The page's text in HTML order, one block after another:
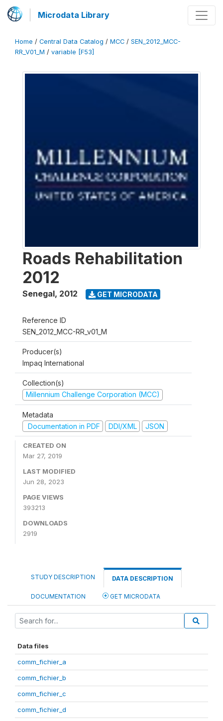
Microdata Library
Home / Central Data Catalog / MCC / SEN_2012_MCC-
RR_V01_M / variable [F53]
Roads Rehabilitation
2012
Senegal, 2012 GET MICRODATA
Reference ID
SEN_2012_MCC-RR_v01_M
Producer(s)
Impaq International
Collection(s)
Millennium Challenge Corporation (MCC)
Metadata
Documentation in PDF
DDI/XML JSON
CREATED ON
Mar 27, 2019
LAST MODIFIED
Jun 28, 2023
PAGE VIEWS
393213
DOWNLOADS
2919
STUDY DESCRIPTION DATA DESCRIPTION
DOCUMENTATION GET MICRODATA
Data files
comm_fichier_a
comm_fichier_b
comm_fichier_c
comm_fichier_d